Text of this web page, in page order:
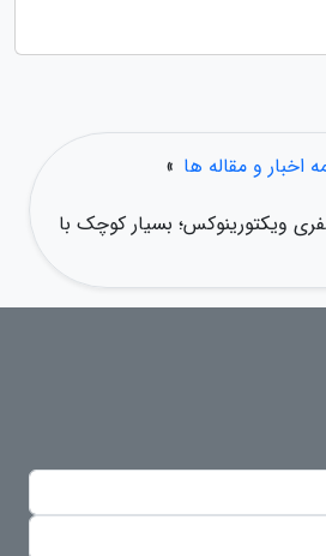
اخبار و مقاله ها »
ویکتورینوکس؛ بسیار کوچک با